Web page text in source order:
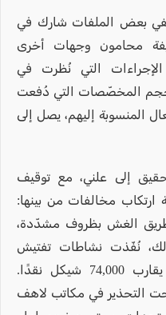
بعض الملفات شارك في
محامون وجهات أخرى
التي نُظرت في
حجم المخصّصات التي دُفعت
المنسوبة إليهم، يصل إلى
إلى علني، مع توقيف
ارتكاب مخالفات من بينها:
الغش بظروف مشدّدة،
نُفّذت نشاطات تفتيش
ضبطت خلالها مستندات ومبلغ يقارب 74,000 شيكل نقدًا.
التحذير في مكاتب لاهف